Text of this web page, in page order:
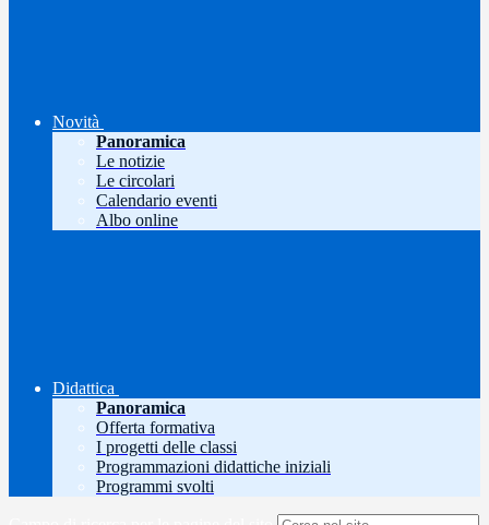
Novità
Panoramica
Le notizie
Le circolari
Calendario eventi
Albo online
Didattica
Panoramica
Offerta formativa
I progetti delle classi
Programmazioni didattiche iniziali
Programmi svolti